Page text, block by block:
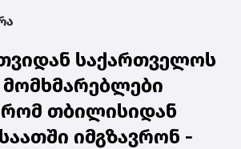
საქართველოს
მომხმარებლები
რომ თბილისიდან
იმგზავრონ -